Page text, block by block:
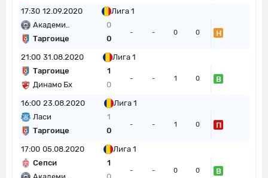
17:30 12.09.2020
Лига 1
Академи..
0
Таргоице
0
- - 0 0 Н
21:00 31.08.2020
Лига 1
Таргоице
1
Динамо Бх
0
- - 1 0 В
16:00 23.08.2020
Лига 1
Ласи
1
Таргоице
0
- - 1 0 П
17:00 05.08.2020
Лига 1
Сепси
1
- - 0 0 В